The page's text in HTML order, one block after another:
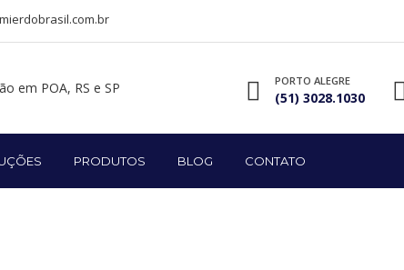
PORTO ALEGRE
(51) 3028.1030
PRODUTOS BLOG CONTATO